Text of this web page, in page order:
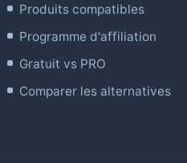
Produits compatibles
Programme d'affiliation
Gratuit vs PRO
Comparer les alternatives